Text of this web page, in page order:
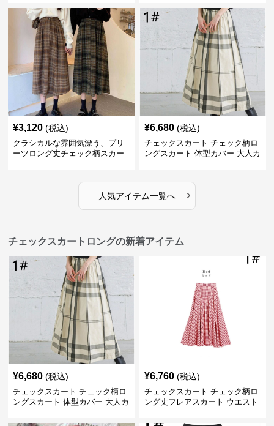
¥3,120 (税込)
クラシカルな雰囲気漂う、プリ
ーツロング丈チェック柄スカー
¥6,680 (税込)
チェックスカート チェック柄ロ
ングスカート 体型カバー 大人カ
人気アイテム一覧へ ›
チェックスカートロングの新着アイテム
¥6,680 (税込)
チェックスカート チェック柄ロ
ングスカート 体型カバー 大人カ
¥6,760 (税込)
チェックスカート チェック柄ロ
ング丈フレアスカート ウエスト